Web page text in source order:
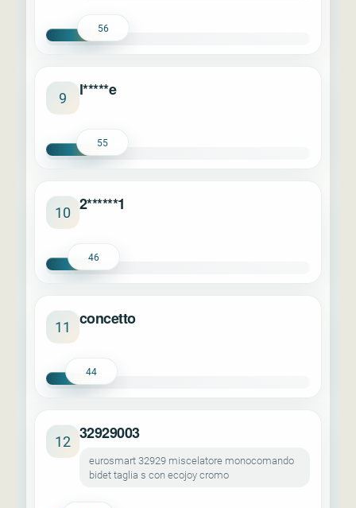
56
9 l*****e
55
10 2******1
46
11 concetto
44
12 32929003
eurosmart 32929 miscelatore monocomando
bidet taglia s con ecojoy cromo